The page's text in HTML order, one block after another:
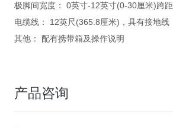
极脚间宽度： 0英寸-12英寸(0-30厘米)跨距
电缆线： 12英尺(365.8厘米)，具有接地线
其他： 配有携带箱及操作说明
产品咨询